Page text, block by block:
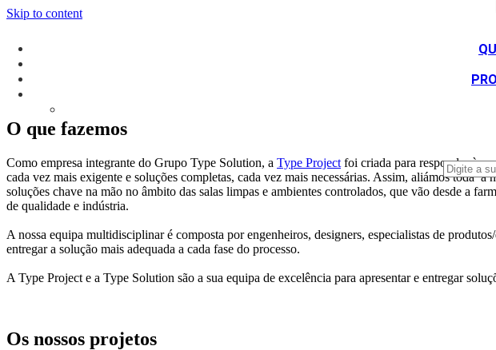
Skip to content
O que fazemos
Como empresa integrante do Grupo Type Solution, a Type Project foi criada para responder às
cada vez mais exigente e soluções completas, cada vez mais necessárias. Assim, aliámos toda
soluções chave na mão no âmbito das salas limpas e ambientes controlados, que vão desde a
de qualidade e indústria.
A nossa equipa multidisciplinar é composta por engenheiros, designers, especialistas de
entregar a solução mais adequada a cada fase do processo.
A Type Project e a Type Solution são a sua equipa de excelência para apresentar e entregar
Os nossos projetos